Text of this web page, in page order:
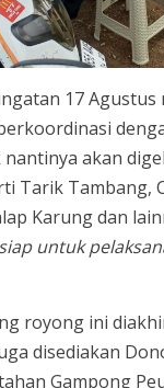
17 Agustus
akan
Tarik Tambang,
Karung dan
untuk
royong ini
disediakan
Gampong